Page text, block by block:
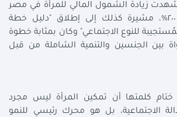
إلى 2022، شهدت زيادة الشمول المالي للمرأة في مصر
بمعدل مذهل بلغ ٢٠٠%، مشيرة كذلك إلى إطلاق "دليل خطة
للنوع الاجتماعي" وكان بمثابة خطوة
بين الجنسين والتنمية الشاملة من قبل
كلمتها أن تمكين المرأة ليس مجرد
الاجتماعية، بل هو محرك رئيسي للنمو